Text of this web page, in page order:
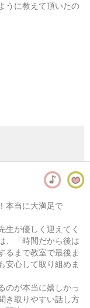
うに教えて頂いたの
本当に大満足で
生が優しく迎えてく
、「時間だから後は
るまで教室で最後ま
安心して取り組めま
のが本当に嬉しかっ
き取りやすい話し方